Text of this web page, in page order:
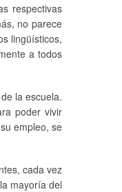
respectivas
no parece
lingüísticos,
a todos
la escuela.
poder vivir
empleo, se
cada vez
mayoría del